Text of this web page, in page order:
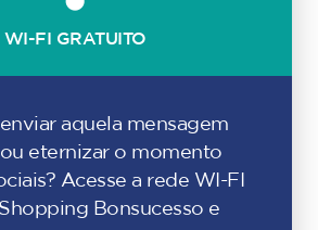
WI-FI GRATUITO
aquela mensagem
eternizar o momento
Acesse a rede WI-FI
Bonsucesso e